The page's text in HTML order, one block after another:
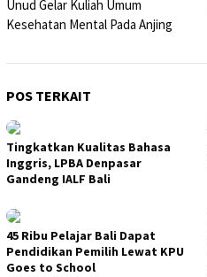
Unud Gelar Kuliah Umum
Kesehatan Mental Pada Anjing
POS TERKAIT
Tingkatkan Kualitas Bahasa
Inggris, LPBA Denpasar
Gandeng IALF Bali
45 Ribu Pelajar Bali Dapat
Pendidikan Pemilih Lewat KPU
Goes to School